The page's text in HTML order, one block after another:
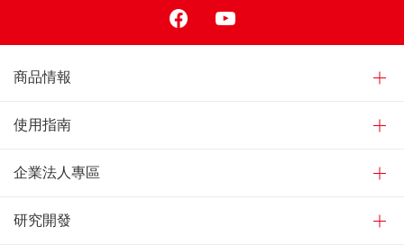
商品情報
使用指南
企業法人專區
研究開發